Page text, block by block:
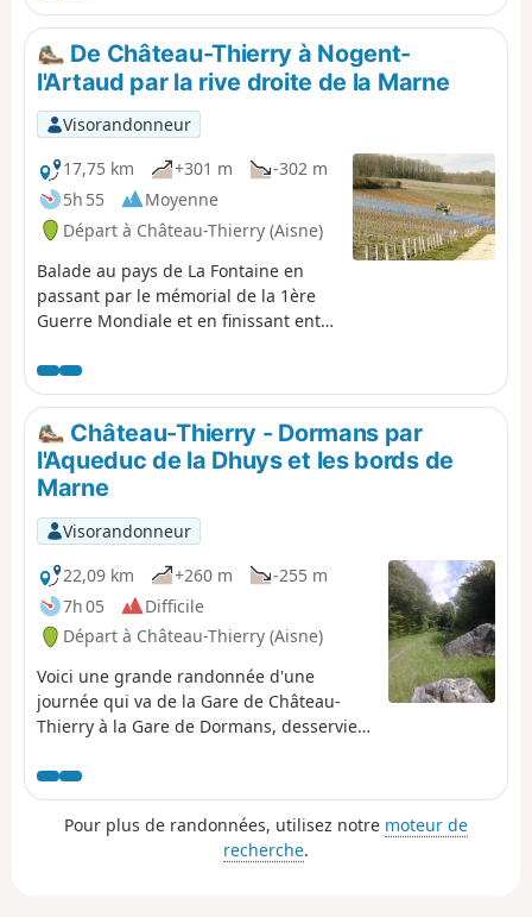
De Château-Thierry à Nogent-
l'Artaud par la rive droite de la Marne
Visorandonneur
17,75 km
+301 m
-302 m
5h 55
Moyenne
Départ à Château-Thierry (Aisne)
Balade au pays de La Fontaine en
passant par le mémorial de la 1ère
Guerre Mondiale et en finissant entre
Château-Thierry - Dormans par
l'Aqueduc de la Dhuys et les bords de
Marne
Visorandonneur
22,09 km
+260 m
-255 m
7h 05
Difficile
Départ à Château-Thierry (Aisne)
Voici une grande randonnée d'une
journée qui va de la Gare de Château-
Thierry à la Gare de Dormans, desservies
Marne. Elle vous emmènera sur
l'Aqueduc de la Dhuys, dans un secteur
splendide parsemé d'énormes blocs de
grès. Vous prendrez ensuite l'ancienne
Pour plus de randonnées, utilisez notre moteur de
recherche.